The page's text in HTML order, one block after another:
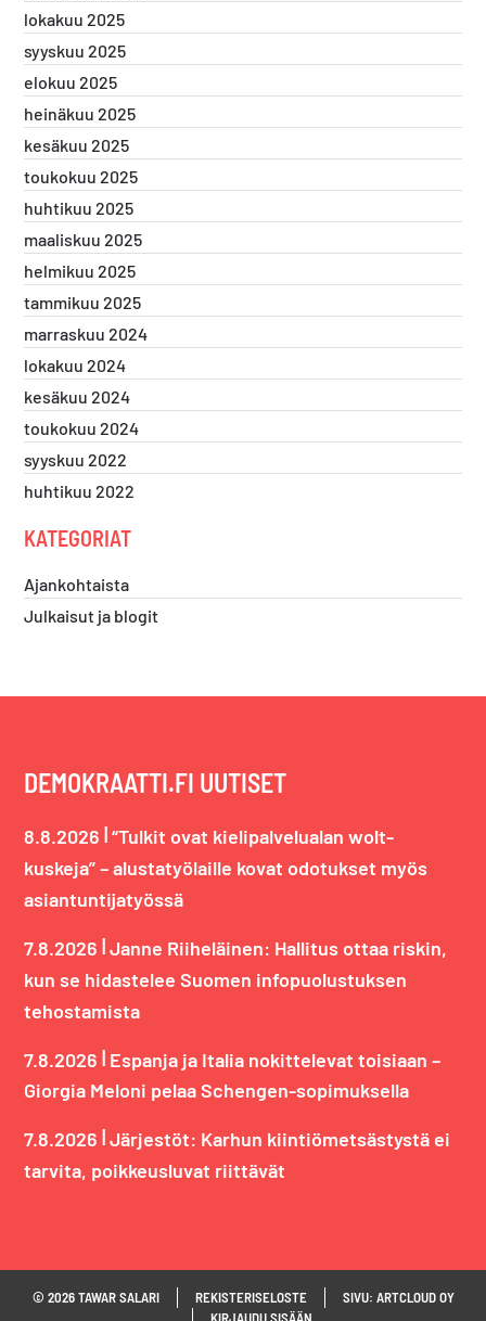
lokakuu 2025
syyskuu 2025
elokuu 2025
heinäkuu 2025
kesäkuu 2025
toukokuu 2025
huhtikuu 2025
maaliskuu 2025
helmikuu 2025
tammikuu 2025
marraskuu 2024
lokakuu 2024
kesäkuu 2024
toukokuu 2024
syyskuu 2022
huhtikuu 2022
KATEGORIAT
Ajankohtaista
Julkaisut ja blogit
DEMOKRAATTI.FI UUTISET
8.8.2026 |“Tulkit ovat kielipalvelualan wolt-
kuskeja” – alustatyölaille kovat odotukset myös
asiantuntijatyössä
7.8.2026 |Janne Riiheläinen: Hallitus ottaa riskin,
kun se hidastelee Suomen infopuolustuksen
tehostamista
7.8.2026 | Espanja ja Italia nokittelevat toisiaan –
Giorgia Meloni pelaa Schengen-sopimuksella
7.8.2026 |Järjestöt: Karhun kiintiömetsästystä ei
tarvita, poikkeusluvat riittävät
© 2026 TAWAR SALARI REKISTERISELOSTE
SIVU: ARTCLOUD OY